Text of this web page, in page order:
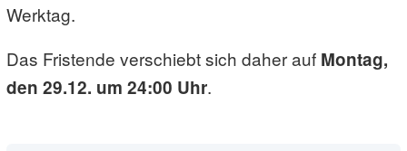
Werktag.
Das Fristende verschiebt sich daher auf Montag,
den 29.12. um 24:00 Uhr.